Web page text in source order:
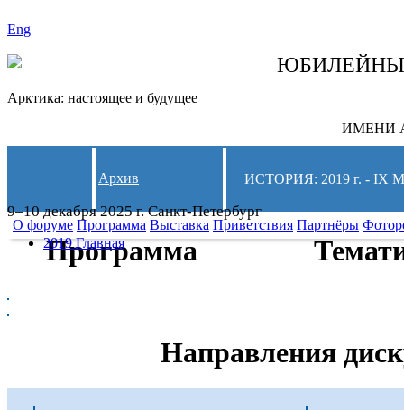
Eng
Арктика: настоящее и будущее
ИМЕНИ
9–10 декабря 2025 г. Санкт-Петербург
Архив ИСТОРИЯ: 2019 г. -
О форуме Программа Выставка Приветствия Партнёры
2019 Главная
Программа
Направления